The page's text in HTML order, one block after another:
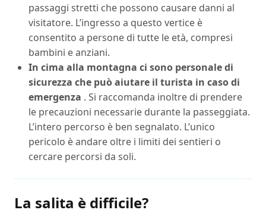
passaggi stretti che possono causare danni al
visitatore. L’ingresso a questo vertice è
consentito a persone di tutte le età, compresi
bambini e anziani.
In cima alla montagna ci sono personale di
sicurezza che può aiutare il turista in caso di
emergenza . Si raccomanda inoltre di prendere
le precauzioni necessarie durante la passeggiata.
L’intero percorso è ben segnalato. L’unico
pericolo è andare oltre i limiti dei sentieri o
cercare percorsi da soli.
La salita è difficile?